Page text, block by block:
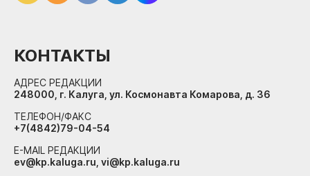
КОНТАКТЫ
АДРЕС РЕДАКЦИИ
248000, г. Калуга, ул. Космонавта Комарова, д. 36
ТЕЛЕФОН/ФАКС
+7(4842)79-04-54
E-MAIL РЕДАКЦИИ
ev@kp.kaluga.ru, vi@kp.kaluga.ru